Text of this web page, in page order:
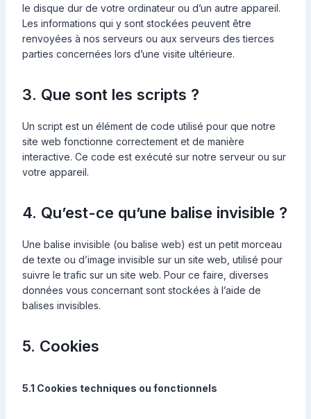
le disque dur de votre ordinateur ou d’un autre appareil.
Les informations qui y sont stockées peuvent être
renvoyées à nos serveurs ou aux serveurs des tierces
parties concernées lors d’une visite ultérieure.
3. Que sont les scripts ?
Un script est un élément de code utilisé pour que notre
site web fonctionne correctement et de manière
interactive. Ce code est exécuté sur notre serveur ou sur
votre appareil.
4. Qu’est-ce qu’une balise invisible ?
Une balise invisible (ou balise web) est un petit morceau
de texte ou d’image invisible sur un site web, utilisé pour
suivre le trafic sur un site web. Pour ce faire, diverses
données vous concernant sont stockées à l’aide de
balises invisibles.
5. Cookies
5.1 Cookies techniques ou fonctionnels